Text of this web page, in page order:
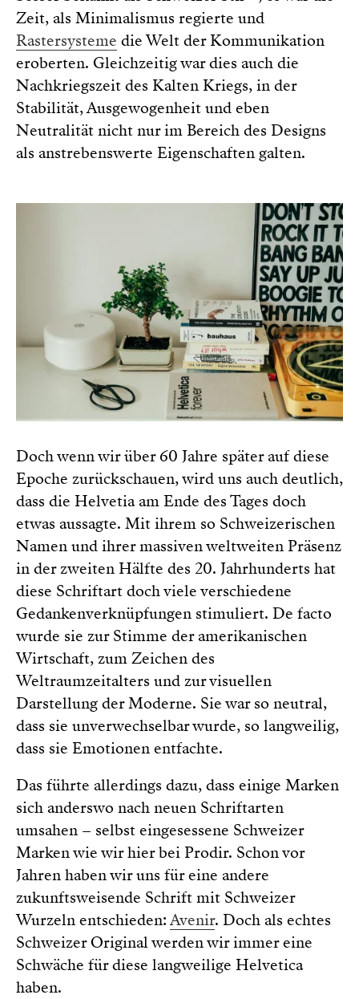
Zeit, als Minimalismus regierte und
Rastersysteme die Welt der Kommunikation
eroberten. Gleichzeitig war dies auch die
Nachkriegszeit des Kalten Kriegs, in der
Stabilität, Ausgewogenheit und eben
Neutralität nicht nur im Bereich des Designs
als anstrebenswerte Eigenschaften galten.
Doch wenn wir über 60 Jahre später auf diese
Epoche zurückschauen, wird uns auch deutlich,
dass die Helvetia am Ende des Tages doch
etwas aussagte. Mit ihrem so Schweizerischen
Namen und ihrer massiven weltweiten Präsenz
in der zweiten Hälfte des 20. Jahrhunderts hat
diese Schriftart doch viele verschiedene
Gedankenverknüpfungen stimuliert. De facto
wurde sie zur Stimme der amerikanischen
Wirtschaft, zum Zeichen des
Weltraumzeitalters und zur visuellen
Darstellung der Moderne. Sie war so neutral,
dass sie unverwechselbar wurde, so langweilig,
dass sie Emotionen entfachte.
Das führte allerdings dazu, dass einige Marken
sich anderswo nach neuen Schriftarten
umsahen – selbst eingesessene Schweizer
Marken wie wir hier bei Prodir. Schon vor
Jahren haben wir uns für eine andere
zukunftsweisende Schrift mit Schweizer
Wurzeln entschieden:Avenir. Doch als echtes
Schweizer Original werden wir immer eine
Schwäche für diese langweilige Helvetica
haben.